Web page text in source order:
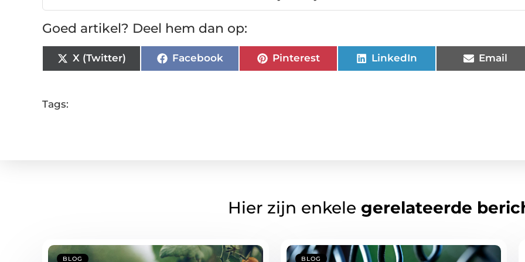
Goed artikel? Deel hem dan op:
X (Twitter) Facebook Pinterest LinkedIn Email
Tags:
Hier zijn enkele gerelateerde
BLOG BLOG